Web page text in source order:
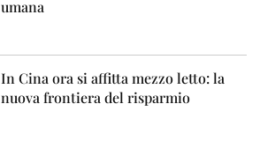
umana
In Cina ora si affitta mezzo letto: la
nuova frontiera del risparmio